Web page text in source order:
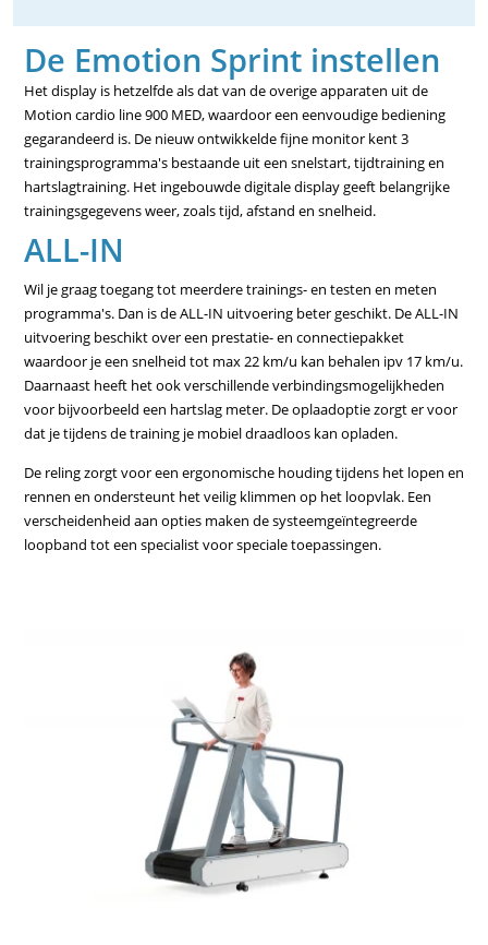
De Emotion Sprint instellen
Het display is hetzelfde als dat van de overige apparaten uit de
Motion cardio line 900 MED, waardoor een eenvoudige bediening
gegarandeerd is. De nieuw ontwikkelde fijne monitor kent 3
trainingsprogramma's bestaande uit een snelstart, tijdtraining en
hartslagtraining. Het ingebouwde digitale display geeft belangrijke
trainingsgegevens weer, zoals tijd, afstand en snelheid.
ALL-IN
Wil je graag toegang tot meerdere trainings- en testen en meten
programma's. Dan is de ALL-IN uitvoering beter geschikt. De ALL-IN
uitvoering beschikt over een prestatie- en connectiepakket
waardoor je een snelheid tot max 22 km/u kan behalen ipv 17 km/u.
Daarnaast heeft het ook verschillende verbindingsmogelijkheden
voor bijvoorbeeld een hartslag meter. De oplaadoptie zorgt er voor
dat je tijdens de training je mobiel draadloos kan opladen.
De reling zorgt voor een ergonomische houding tijdens het lopen en
rennen en ondersteunt het veilig klimmen op het loopvlak. Een
verscheidenheid aan opties maken de systeemgeïntegreerde
loopband tot een specialist voor speciale toepassingen.